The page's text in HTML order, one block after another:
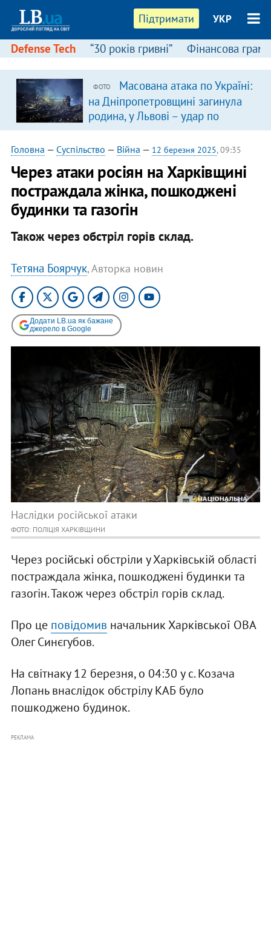
Підтримати УКР
Defense Tech “30 років гривні” Фінансова
ФОТО
Масована атака по Україні:
на Дніпропетровщині загинула
родина, у Львові – удар по
багатоповерхівках
(доповнюється)
Головна — Суспільство — Війна — 12 березня 2025, 09:35
Через атаки росіян на Харківщині
постраждала жінка, пошкоджені
будинки та газогін
Також через обстріл горів склад.
Тетяна Боярчук, Авторка новин
Додати LB.ua як бажане
джерело в Google
Наслідки російської атаки
ФОТО: ПОЛІЦІЯ ХАРКІВЩИНИ
Через російські обстріли у Харківській області
постраждала жінка, пошкоджені будинки та
газогін. Також через обстріл горів склад.
Про це повідомив начальник Харківської ОВА
Олег Синєгубов.
На світнаку 12 березня, о 04:30 у с. Козача
Лопань внаслідок обстрілу КАБ було
пошкоджено будинок.
РЕКЛАМА